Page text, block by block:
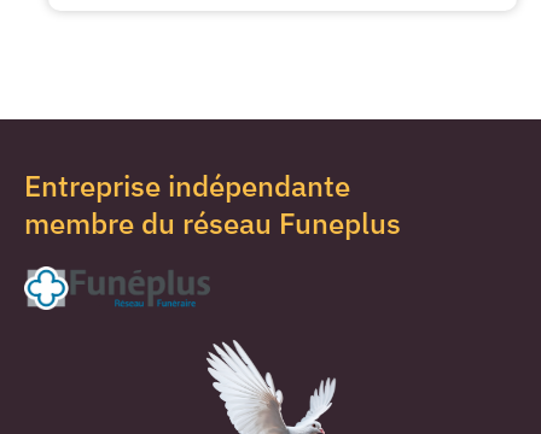
Entreprise indépendante
membre du réseau Funeplus